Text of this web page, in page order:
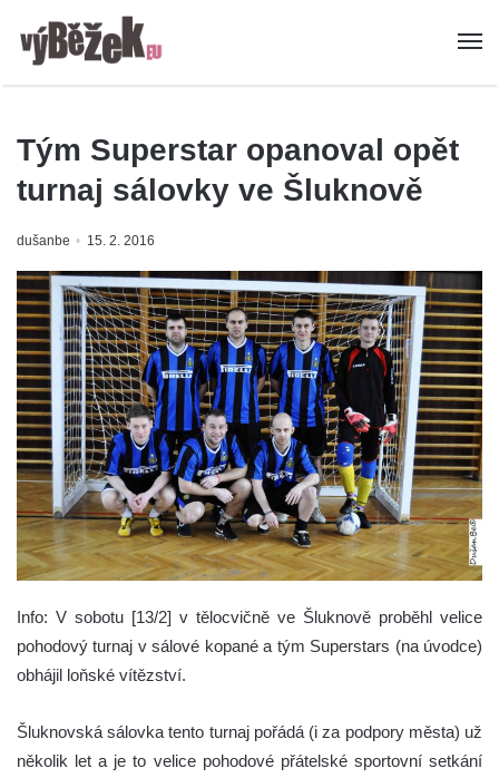
Tým Superstar opanoval opět
turnaj sálovky ve Šluknově
dušanbe 15. 2. 2016
Info: V sobotu [13/2] v tělocvičně ve Šluknově proběhl velice
pohodový turnaj v sálové kopané a tým Superstars (na úvodce)
obhájil loňské vítězství.
Šluknovská sálovka tento turnaj pořádá (i za podpory města) už
několik let a je to velice pohodové přátelské sportovní setkání